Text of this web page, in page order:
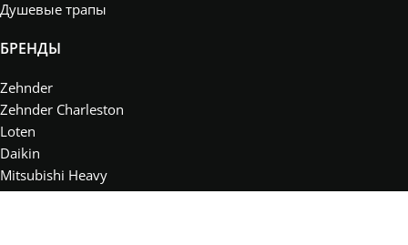
Душевые трапы
БРЕНДЫ
Zehnder
Zehnder Charleston
Loten
Daikin
Mitsubishi Heavy
Daveti